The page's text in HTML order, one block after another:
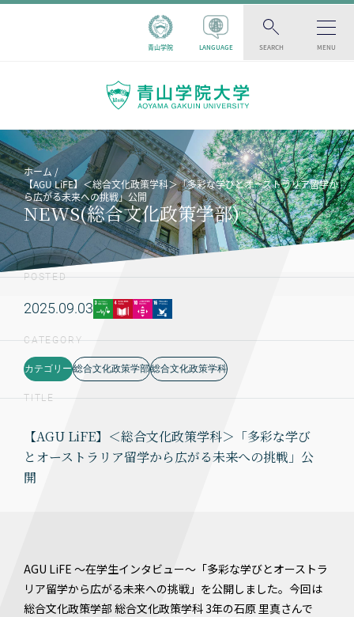
青山学院 LANGUAGE SEARCH MENU
ホーム
【AGU LiFE】＜総合文化政策学科＞「多彩な学びとオーストラリア留学か
ら広がる未来への挑戦」公開
NEWS(総合文化政策学部)
POSTED
2025.09.03
CATEGORY
カテゴリー 総合文化政策学部総合文化政策学科
TITLE
【AGU LiFE】＜総合文化政策学科＞「多彩な学び
とオーストラリア留学から広がる未来への挑戦」公
開
AGU LiFE ～在学生インタビュー～「多彩な学びとオーストラ
リア留学から広がる未来への挑戦」を公開しました。今回は
総合文化政策学部 総合文化政策学科 3年の石原 里真さんで